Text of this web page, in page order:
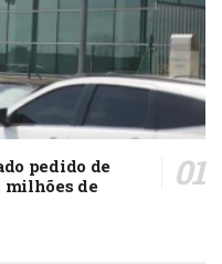
pedido de
milhões de